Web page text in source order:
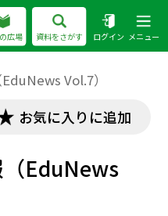
広場 資料をさがす ログイン メニュー
Vol.7）
お気に入りに追加
EduNews